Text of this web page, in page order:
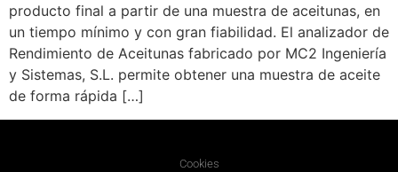
producto final a partir de una muestra de aceitunas, en
un tiempo mínimo y con gran fiabilidad. El analizador de
Rendimiento de Aceitunas fabricado por MC2 Ingeniería
y Sistemas, S.L. permite obtener una muestra de aceite
de forma rápida […]
Cookies